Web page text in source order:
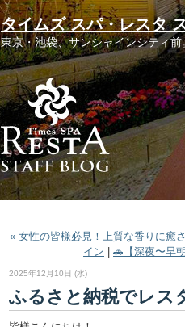
タイムズ スパ・レスタ
東京・池袋、サンシャインシティ
« 女性の皆様必見！上質な香りに癒
イン
🚗【深夜〜早
2025年12月10日 (水)
ふるさと納税でレス